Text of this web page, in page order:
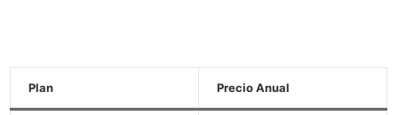
Plan Precio Anual